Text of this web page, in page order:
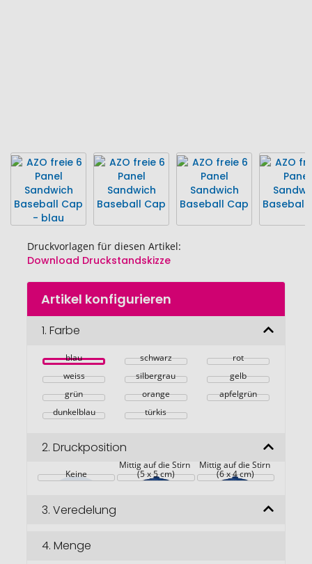
Druckvorlagen für diesen Artikel:
Download Druckstandskizze
Zum
Anfang
Bildgalerie
Artikel konfigurieren
1. Farbe
blau schwarz
rot
weiss
silbergrau
gelb
grün
orange
apfelgrün
dunkelblau
türkis
2. Druckposition
Keine
Mittig auf die Stirn
(5 x 5 cm)
Mittig auf die Stirn
(6 x 4 cm)
3. Veredelung
4. Menge